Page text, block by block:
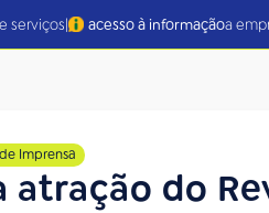
serviços| acesso à informaçãoa
Imprensa
atração do